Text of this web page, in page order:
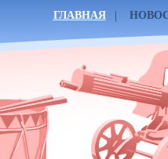
ГЛАВНАЯ